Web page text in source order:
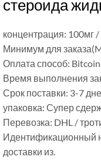
стероида
концентрация: 100мг
Минимум для
Оплата способ:
Время выполнения
Срок поставки: 3-7
упаковка: Супер
Перевозка: DHL /
Идентификационный
доставки из.